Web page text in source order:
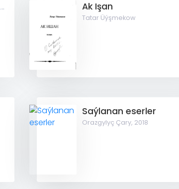
Türkmenistanym (Watan hakynda goşgy) Ak Işan
Tatar Üýşmekow
Saýlanan eserler
Orazgylyç Çary, 2018